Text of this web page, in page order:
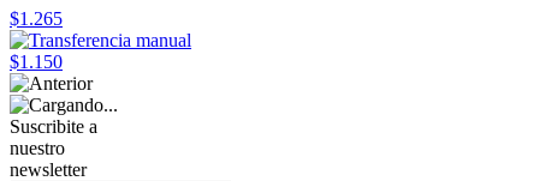
$1.265
$1.150
Suscribite a
nuestro
newsletter